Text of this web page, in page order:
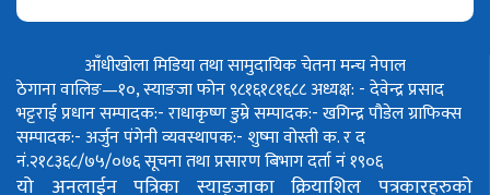
आँधीखोला मिडिया तथा सामुदायिक चेतना मन्च नेपाल
ठेगाना वालिङ—१०, स्याङजा फोन ९८१६१८१६८८अध्यक्ष: - देवेन्द्र प्रसाद
भट्टराईप्रधान सम्पादक:- राधाकृष्ण डुम्रेसम्पादक:- खगिन्द्र पौडेलग्राफिक्स
सम्पादक:- अर्जुन पंगेनीव्यवस्थापक:- शुष्मा वोस्तीक. र द
नं.२१८३६८/७५/०७६सूचना तथा प्रसारण बिभाग दर्ता नं १९०६
यो अनलाईन पत्रिका स्याङ्जाका क्रियाशिल पत्रकारहरुको